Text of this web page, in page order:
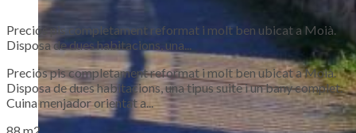
Preciós pis completament reformat i molt ben ubicat a Moià.
Disposa de dues habitacions, una...
Preciós pis completament reformat i molt ben ubicat a Moià.
Disposa de dues habitacions, una tipus suite i un bany complet.
Cuina menjador orientat a...
88 m2